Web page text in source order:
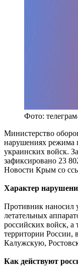
Фото:
Министерство
нарушениях режима
украинских войск.
зафиксировано 23
Новости Крым со
Характер
Противник наносил
летательных
российских войск, а
территории
Калужскую,
Как действуют